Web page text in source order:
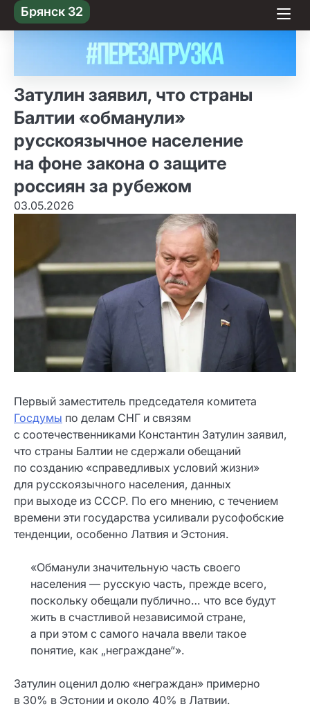
Skip
to content
Брянск 32
Затулин заявил, что страны
Балтии «обманули»
русскоязычное население
на фоне закона о защите
россиян за рубежом
03.05.2026
Первый заместитель председателя комитета
Госдумы по делам СНГ и связям
с соотечественниками Константин Затулин заявил,
что страны Балтии не сдержали обещаний
по созданию «справедливых условий жизни»
для русскоязычного населения, данных
при выходе из СССР. По его мнению, с течением
времени эти государства усиливали русофобские
тенденции, особенно Латвия и Эстония.
«Обманули значительную часть своего
населения — русскую часть, прежде всего,
поскольку обещали публично… что все будут
жить в счастливой независимой стране,
а при этом с самого начала ввели такое
понятие, как „неграждане“».
Затулин оценил долю «неграждан» примерно
в 30% в Эстонии и около 40% в Латвии.